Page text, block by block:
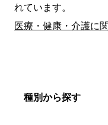
れています。
医療・健康・介護に
種別から探す